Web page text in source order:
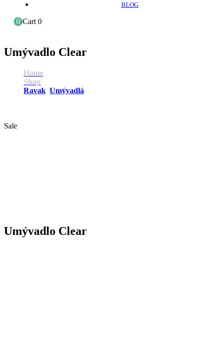
BLOG
0 Cart 0
Umývadlo Clear
Home
Shop
Ravak Umývadlá
Sale
Umývadlo Clear